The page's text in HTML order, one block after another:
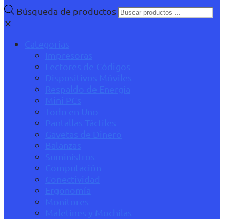
Búsqueda de productos
✕
Categorías
Impresoras
Lectores de Códigos
Dispositivos Móviles
Respaldo de Energía
Mini PCs
Todo en Uno
Pantallas Táctiles
Gavetas de Dinero
Balanzas
Suministros
Computación
Conectividad
Ergonomía
Monitores
Maletines y Mochilas